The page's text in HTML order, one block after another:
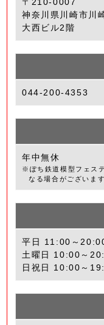
神奈川県川崎市川
大西ビル2階
044-200-4353
年中無休
※ぽち鉄道模型フェス
なる場合がございます
平日 11:00～
土曜日 10:00～
日祝日 10:00～